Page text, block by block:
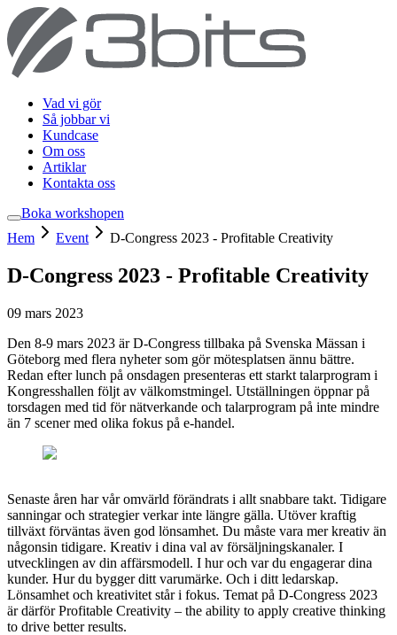
Vad vi gör
Så jobbar vi
Kundcase
Om oss
Artiklar
Kontakta oss
Boka workshopen
Hem
Event D-Congress 2023 - Profitable Creativity
D-Congress 2023 - Profitable Creativity
09 mars 2023
Den 8-9 mars 2023 är D-Congress tillbaka på Svenska Mässan i
Göteborg med flera nyheter som gör mötesplatsen ännu bättre.
Redan efter lunch på onsdagen presenteras ett starkt talarprogram i
Kongresshallen följt av välkomstmingel. Utställningen öppnar på
torsdagen med tid för nätverkande och talarprogram på inte mindre
än 7 scener med olika fokus på e-handel.
Senaste åren har vår omvärld förändrats i allt snabbare takt. Tidigare
sanningar och strategier verkar inte längre gälla. Utöver kraftig
tillväxt förväntas även god lönsamhet. Du måste vara mer kreativ än
någonsin tidigare. Kreativ i dina val av försäljningskanaler. I
utvecklingen av din affärsmodell. I hur och var du engagerar dina
kunder. Hur du bygger ditt varumärke. Och i ditt ledarskap.
Lönsamhet och kreativitet står i fokus. Temat på D-Congress 2023
är därför Profitable Creativity – the ability to apply creative thinking
to drive better results.